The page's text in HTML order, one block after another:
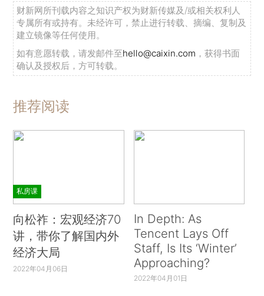
财新网所刊载内容之知识产权为财新传媒及/或相关权利人
专属所有或持有。未经许可，禁止进行转载、摘编、复制及
建立镜像等任何使用。
如有意愿转载，请发邮件至hello@caixin.com ，获得书面
确认及授权后，方可转载。
推荐阅读
私房课
向松祚：宏观经济70
讲，带你了解国内外
经济大局
2022年04月06日
In Depth: As
Tencent Lays Off
Staff, Is Its ‘Winter’
Approaching?
2022年04月01日